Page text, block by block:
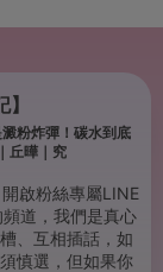
粉炸彈！碳水到底
丘曄｜究
啟粉絲專屬LINE
、互相插話，如
慎選，但如果你